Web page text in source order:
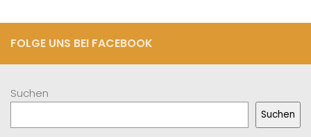
FOLGE UNS BEI FACEBOOK
Suchen
Suchen